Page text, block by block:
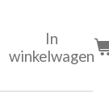
In
winkelwagen